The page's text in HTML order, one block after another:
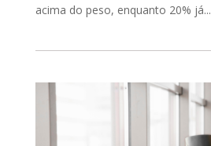
acima do peso, enquanto 20% já...